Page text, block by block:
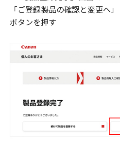
「ご登録製品の確認と変更へ」
ボタンを押す